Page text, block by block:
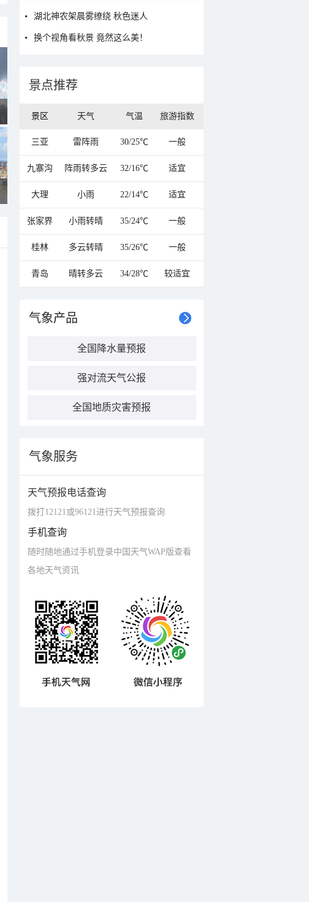
湖北神农架晨雾缭绕 秋色迷人
换个视角看秋景 竟然这么美！
景点推荐
景区 天气 气温 旅游指数
三亚 雷阵雨 30/25℃ 一般
九寨沟 阵雨转多云 32/16℃ 适宜
大理 小雨 22/14℃ 适宜
张家界 小雨转晴 35/24℃ 一般
桂林 多云转晴 35/26℃ 一般
青岛 晴转多云 34/28℃ 较适宜
气象产品
全国降水量预报
强对流天气公报
全国地质灾害预报
气象服务
天气预报电话查询
拨打12121或96121进行天气预报查询
手机查询
随时随地通过手机登录中国天气WAP版查看
各地天气资讯